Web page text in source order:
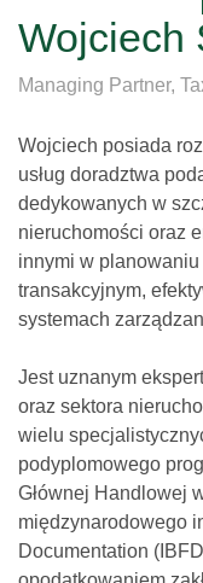
Wojciech
Managing Partner,
Wojciech posiada
usług doradztwa
dedykowanych w
nieruchomości oraz
innymi w
transakcyjnym,
systemach
Jest uznanym
oraz sektora
wielu
podyplomowego
Głównej Handlowej
międzynarodowego
Documentation